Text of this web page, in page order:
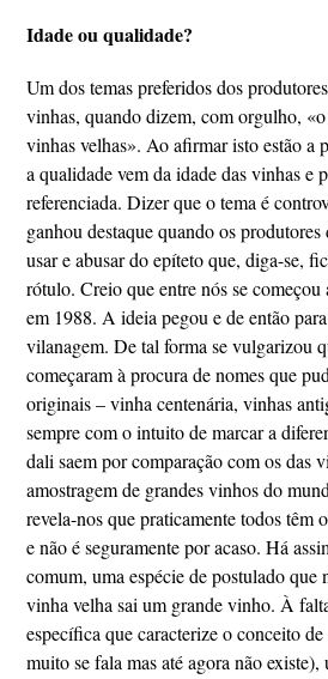
Idade ou qualidade?
Um dos temas preferidos dos
vinhas, quando dizem, com orgulho,
vinhas velhas». Ao afirmar isto estão a
a qualidade vem da idade das vinhas e
referenciada. Dizer que o tema é
ganhou destaque quando os produtores
usar e abusar do epíteto que, diga-se,
rótulo. Creio que entre nós se
em 1988. A ideia pegou e de então
vilanagem. De tal forma se vulgarizou
começaram à procura de nomes que
originais – vinha centenária, vinhas
sempre com o intuito de marcar a
dali saem por comparação com os das
amostragem de grandes vinhos do
revela-nos que praticamente todos têm
e não é seguramente por acaso. Há
comum, uma espécie de postulado que
vinha velha sai um grande vinho. À
específica que caracterize o conceito
muito se fala mas até agora não existe),